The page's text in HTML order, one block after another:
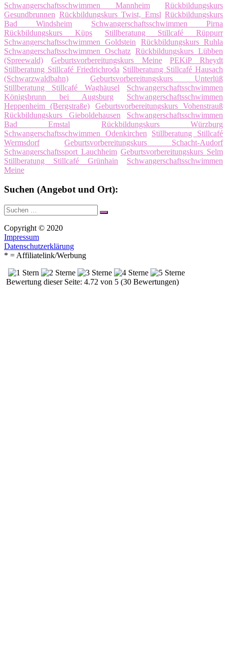
Schwangerschaftsschwimmen Mannheim
Rückbildungskurs
Gesundbrunnen Rückbildungskurs Twist, Emsl Rückbildungskurs
Bad Windsheim
Schwangerschaftsschwimmen Pirna
Rückbildungskurs Küps
Stillberatung Stillcafé Rüppurr
Schwangerschaftsschwimmen Goldstein
Rückbildungskurs Ruhla
Schwangerschaftsschwimmen Oschatz Rückbildungskurs Lübben
(Spreewald)
Geburtsvorbereitungskurs Meine
PEKiP Rheydt
Stillberatung Stillcafé Friedrichroda Stillberatung Stillcafé Hausach
(Schwarzwaldbahn)
Geburtsvorbereitungskurs Unterlüß
Stillberatung Stillcafé Waghäusel
Schwangerschaftsschwimmen
Königsbrunn bei Augsburg
Schwangerschaftsschwimmen
Heppenheim (Bergstraße)
Geburtsvorbereitungskurs Vohenstrauß
Rückbildungskurs Gieboldehausen
Schwangerschaftsschwimmen
Bad Emstal
Rückbildungskurs Würzburg
Schwangerschaftsschwimmen Odenkirchen
Stillberatung Stillcafé
Wermsdorf
Geburtsvorbereitungskurs Schacht-Audorf
Schwangerschaftssport Lauchheim Geburtsvorbereitungskurs Selm
Stillberatung Stillcafé Grünhain
Schwangerschaftsschwimmen
Meine
Suchen (Angebot und Ort):
Suche
nach:
Suchen
Copyright © 2020
Impressum
Datenschutzerklärung
* = Affiliatelink/Werbung
Bewertung dieser Seite: 4.72 von 5 (30 Bewertungen)